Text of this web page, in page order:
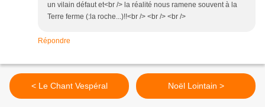
un vilain défaut et<br /> la réalité nous ramene souvent à la
Terre ferme (:la roche...)!!<br /> <br /> <br />
Répondre
< Le Chant Vespéral Noël Lointain >